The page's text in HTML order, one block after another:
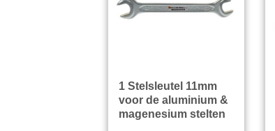
1 Stelsleutel 11mm
voor de aluminium &
magenesium stelten